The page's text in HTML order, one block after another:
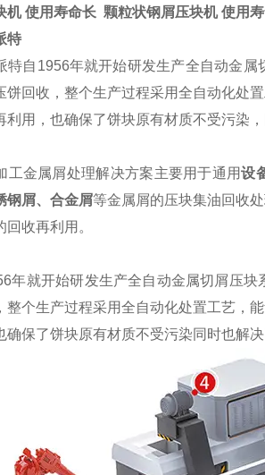
机 使用寿命长 颗粒状钢屑压块机 使用
特
特自1956年就开始研发生产全自动金
饼回收，整个生产过程采用全自动化处
利用，也确保了饼块原有材质不受污染
工金属屑处理解决方案主要用于通用设
钢屑、合金屑等金属屑的压块集油回收
收再利用。
年就开始研发生产全自动金属切屑压块
整个生产过程采用全自动化处置工艺，
确保了饼块原有材质不受污染同时也解